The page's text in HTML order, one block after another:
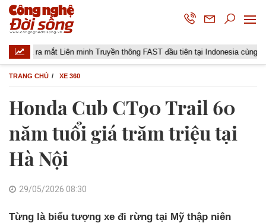
minh Truyền thông FAST đầu tiên tại Indonesia cùng các đài truyền
TRANG CHỦ XE 360
Honda Cub CT90 Trail 60
năm tuổi giá trăm triệu tại
Hà Nội
29/05/2026 08:30
Từng là biểu tượng xe đi rừng tại Mỹ thập niên